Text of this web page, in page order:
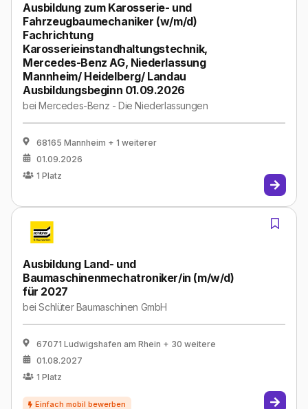
Ausbildung zum Karosserie- und
Fahrzeugbaumechaniker (w/m/d)
Fachrichtung
Karosserieinstandhaltungstechnik,
Mercedes-Benz AG, Niederlassung
Mannheim/ Heidelberg/ Landau
Ausbildungsbeginn 01.09.2026
beiMercedes-Benz - Die Niederlassungen
68165 Mannheim + 1 weiterer
01.09.2026
1 Platz
Ausbildung Land- und
Baumaschinenmechatroniker/in (m/w/d)
für 2027
beiSchlüter Baumaschinen GmbH
67071 Ludwigshafen am Rhein + 30 weitere
01.08.2027
1 Platz